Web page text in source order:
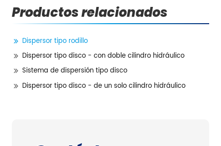
Productos relacionados
Dispersor tipo rodillo
Dispersor tipo disco - con doble cilindro hidráulico
Sistema de dispersión tipo disco
Dispersor tipo disco - de un solo cilindro hidráulico